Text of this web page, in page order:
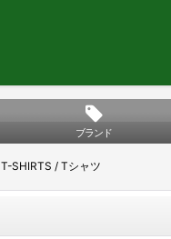
ブランド
T-SHIRTS / Tシャツ